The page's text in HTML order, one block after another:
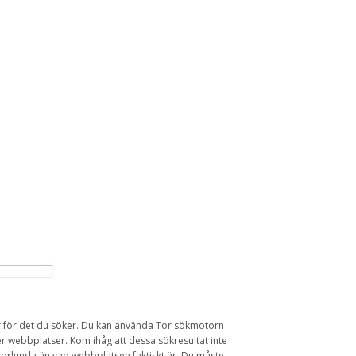
för det du söker. Du kan använda Tor sökmotorn
webbplatser. Kom ihåg att dessa sökresultat inte